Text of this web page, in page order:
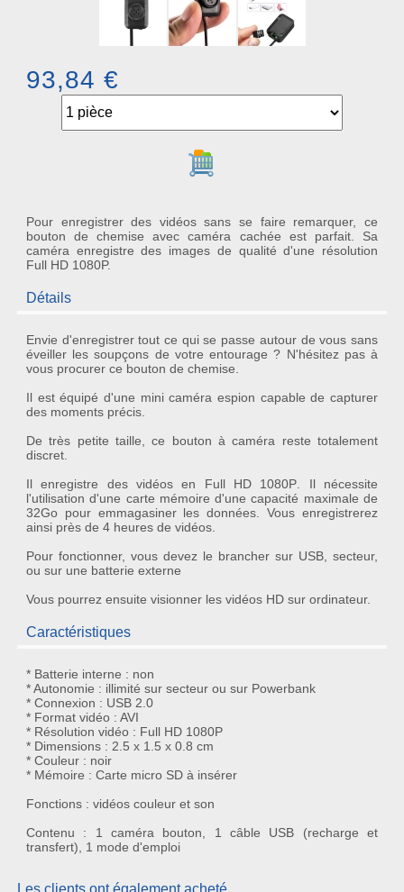
93,84 €
Ajouter au panier
Pour enregistrer des vidéos sans se faire remarquer, ce
bouton de chemise avec caméra cachée est parfait. Sa
caméra enregistre des images de qualité d'une résolution
Full HD 1080P.
Détails
Envie d'enregistrer tout ce qui se passe autour de vous sans
éveiller les soupçons de votre entourage ? N'hésitez pas à
vous procurer ce bouton de chemise.
Il est équipé d'une mini caméra espion capable de capturer
des moments précis.
De très petite taille, ce bouton à caméra reste totalement
discret.
Il enregistre des vidéos en Full HD 1080P . Il nécessite
l'utilisation d'une carte mémoire d'une capacité maximale de
32Go pour emmagasiner les données. Vous enregistrerez
ainsi près de 4 heures de vidéos.
Pour fonctionner, vous devez le brancher sur USB, secteur,
ou sur une batterie externe
Vous pourrez ensuite visionner les vidéos HD sur ordinateur.
Caractéristiques
* Batterie interne : non
* Autonomie : illimité sur secteur ou sur Powerbank
* Connexion : USB 2.0
* Format vidéo : AVI
* Résolution vidéo : Full HD 1080P
* Dimensions : 2.5 x 1.5 x 0.8 cm
* Couleur : noir
* Mémoire : Carte micro SD à insérer
Fonctions : vidéos couleur et son
Contenu : 1 caméra bouton, 1 câble USB (recharge et
transfert), 1 mode d'emploi
Les clients ont également acheté